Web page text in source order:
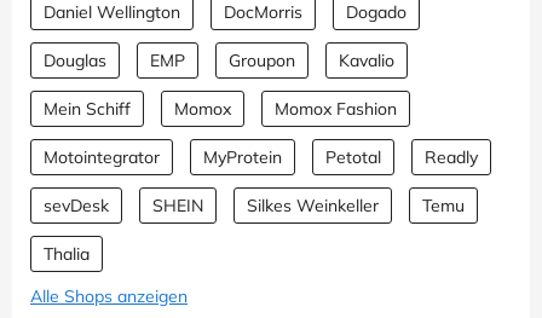
Daniel Wellington DocMorris Dogado
Douglas EMP Groupon Kavalio
Mein Schiff Momox Momox Fashion
Motointegrator MyProtein Petotal Readly
sevDesk SHEIN Silkes Weinkeller Temu
Thalia
Alle Shops anzeigen